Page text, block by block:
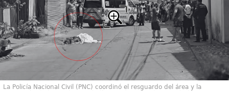
La Policía Nacional Civil (PNC) coordinó el resguardo del área y la